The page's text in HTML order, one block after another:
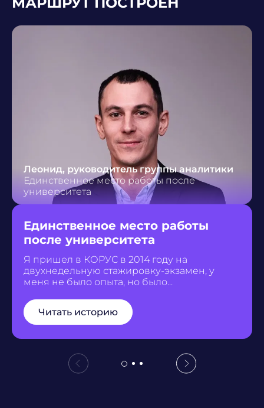
Леонид, руководитель группы аналитики
Единственное место работы после
университета
Единственное место работы
после университета
Я пришел в КОРУС в 2014 году на
двухнедельную стажировку-экзамен, у
меня не было опыта, но было...
Читать историю